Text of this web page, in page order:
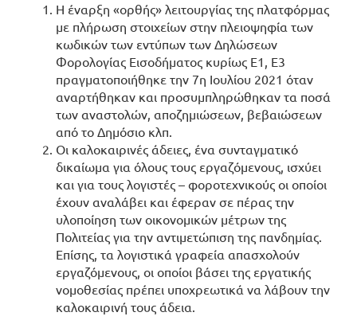
Η έναρξη «ορθής» λειτουργίας της πλατφόρμας
με πλήρωση στοιχείων στην πλειοψηφία των
κωδικών των εντύπων των Δηλώσεων
Φορολογίας Εισοδήματος κυρίως Ε1, Ε3
πραγματοποιήθηκε την 7η Ιουλίου 2021 όταν
αναρτήθηκαν και προσυμπληρώθηκαν τα ποσά
των αναστολών, αποζημιώσεων, βεβαιώσεων
από το Δημόσιο κλπ.
Οι καλοκαιρινές άδειες, ένα συνταγματικό
δικαίωμα για όλους τους εργαζόμενους, ισχύει
και για τους λογιστές – φοροτεχνικούς οι οποίοι
έχουν αναλάβει και έφεραν σε πέρας την
υλοποίηση των οικονομικών μέτρων της
Πολιτείας για την αντιμετώπιση της πανδημίας.
Επίσης, τα λογιστικά γραφεία απασχολούν
εργαζόμενους, οι οποίοι βάσει της εργατικής
νομοθεσίας πρέπει υποχρεωτικά να λάβουν την
καλοκαιρινή τους άδεια.